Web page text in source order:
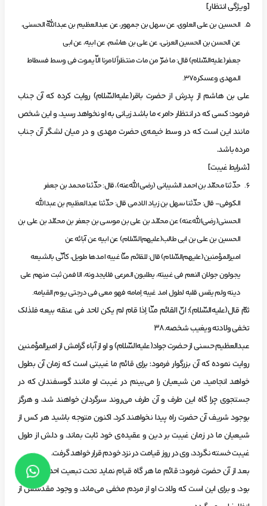
[ويژگي‌ انتظار]
الحسين‌ بن‌ علي العلوي، عن‌ سهل‌ بن‌ جمهور، عن‌ عبدالعظيم‌ بن‌ عبداللّه‌ الحسني،
عن‌ الحسن‌ بن‌ الحسين‌ العرني، عن‌ علي بن‌ هاشم، عن‌ ابيه، عن‌ ابي
جعفر(عليه‌السّلام) قال: ما ضرّ من‌ مات‌ منتظراً لامرنا الاّ يموت‌ في وسط‌ فسطاط‌
المهدي وعسكره37.
‌علي‌ بن‌ هاشم‌ از پدرش‌ از حضرت‌ باقر(عليه‌السّلام) روايت‌ كرده‌ كه‌ آن‌ جناب‌
فرمود: كسي‌ كه‌ در انتظار <امر> ما باشد زياني‌ به‌ او نخواهد رسيد، و اين‌ شخص‌
مانند اين‌ است‌ كه‌ در وسط‌ خيمه‌ي‌ حضرت‌ مهدي‌ و در ميان‌ لشگر آن‌ جناب‌
مرده‌ باشد.
[شرايط‌ غيبت]
حدّثنا محمّد بن‌ احمد الشيباني (رضي‌الله‌عنه)، قال: حدّثنا محمد بن جعفر
الكوفي- قال: حدّثنا سهل بن زياد الا‌دمي قال: حدّثنا عبدالعظيم بن عبدالله
الحسني‌(رضي‌الله‌عنه) عن‌ محمّد بن‌ علي بن‌ موسي‌ بن‌ جعفر بن‌ محمّد بن‌ علي بن‌
الحسين‌ بن‌ علي بن‌ ابي طالب(عليهم‌السّلام) عن‌ ابيه‌ عن‌ آبائه‌ عن‌
اميرالمؤ‌منين(عليهم‌السّلام) قال: للقائم‌ منّا غيبه‌ امدها طويل، كأنّي بالشيعه‌
يجولون‌ جولان‌ النعم‌ في غيبته، يطلبون‌ المرعي‌ فلايجدونه، الا فمن‌ ثبت‌ منهم‌ علي‌
دينه‌ ولم‌ يقس‌ قلبه‌ لطول‌ امد غيبه‌ اِمامه‌ فهو معي في درجتي يوم‌ القيامه.
‌ثمّ قال(عليه‌السّلام): انّ القائم‌ منّا اِذا قام‌ لم‌ يكن‌ لاحد في عنقه‌ بيعه‌ فلذلك
تخفي‌ ولادته‌ ويغيب‌ شخصه.38
‌عبدالعظيم‌ حسني‌ از حضرت‌ جواد(عليه‌السّلام) و او از آباء گرامش‌ از اميرالمؤ‌منين‌
روايت‌ نموده‌ كه‌ آن‌ بزرگوار فرمود: براي‌ قائم‌ ما غيبتي‌ است‌ كه‌ زمان‌ آن‌ بطول‌
خواهد انجاميد، من‌ شيعيان‌ را مي‌بينم‌ در غيبت‌ او مانند گوسفندان‌ كه‌ در
جستجوي‌ چرا گاه‌ اين‌ طرف‌ و آن‌ طرف‌ مي‌روند سرگردان‌ خواهند شد، و هرگز
بوجود شريف‌ آن‌ حضرت‌ راه‌ پيدا نخواهند كرد. اكنون‌ متوجه‌ باشيد هر كس‌ از
شيعيان‌ ما در زمان‌ غيبت‌ بر دين‌ و عقيده‌ي‌ خود ثابت‌ بماند، و دلش‌ از طول‌
غيبت‌ خسته‌ نگردد، وي‌ در روز قيامت‌ در نزد خودم‌ قرار خواهد گرفت.
‌بعد از آن‌ حضرت‌ فرمود: قائم‌ ما هر گاه‌ قيام‌ نمايد تحت‌ تبعيت‌ احدي‌ نخواهد
بود، و براي‌ اين‌ است‌ كه‌ ولادت‌ او از مردم‌ مخفي‌ مي‌ماند، و وجود مقدسش‌ از